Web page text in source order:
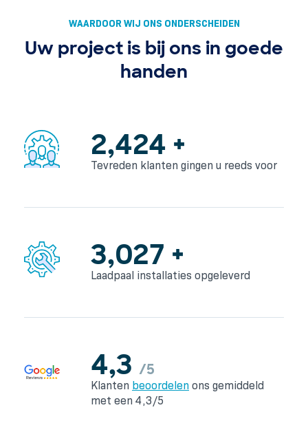
WAARDOOR WIJ ONS ONDERSCHEIDEN
Uw project is bij ons in goede
handen
3,288 +
Tevreden klanten gingen u reeds voor
4,107+
Laadpaal installaties opgeleverd
4,3 /5
Klanten beoordelen ons gemiddeld
met een 4,3/5